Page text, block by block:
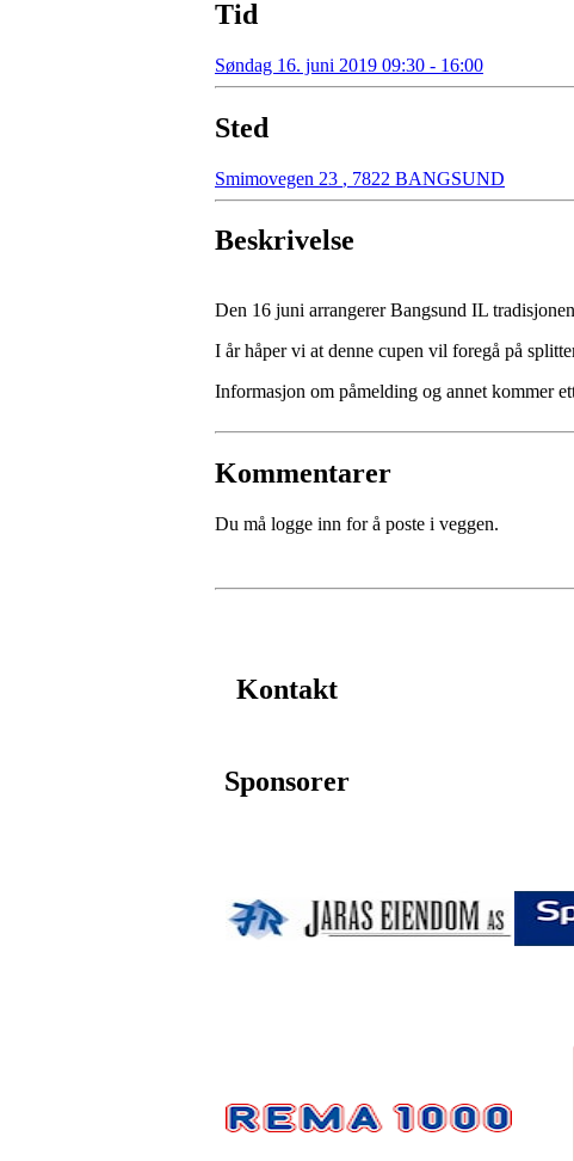
Tid
Søndag 16. juni 2019 09:30 - 16:00
Sted
Smimovegen 23 , 7822 BANGSUND
Beskrivelse
Den 16 juni arrangerer Bangsund IL
I år håper vi at denne cupen vil foregå på
Informasjon om påmelding og annet kommer
Kommentarer
Du må logge inn for å poste i veggen.
Kontakt
Sponsorer